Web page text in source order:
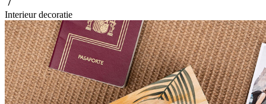
Interieur decoratie